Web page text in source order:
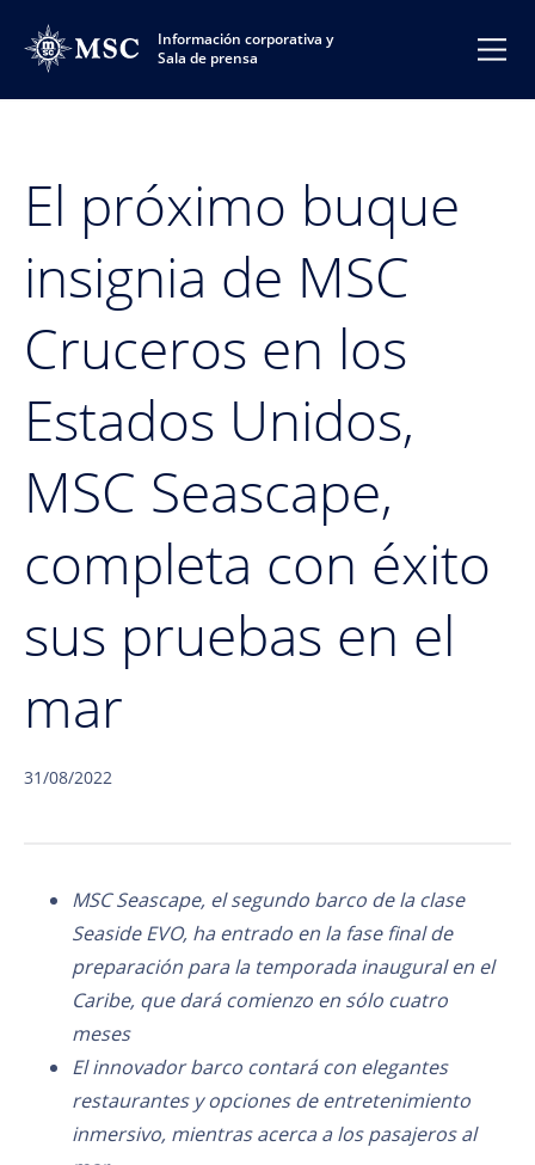
Información corporativa y
Sala de prensa
El próximo buque
insignia de MSC
Cruceros en los
Estados Unidos,
MSC Seascape,
completa con éxito
sus pruebas en el
mar
31/08/2022
MSC Seascape, el segundo barco de la clase
Seaside EVO, ha entrado en la fase final de
preparación para la temporada inaugural en el
Caribe, que dará comienzo en sólo cuatro
meses
El innovador barco contará con elegantes
restaurantes y opciones de entretenimiento
inmersivo, mientras acerca a los pasajeros al